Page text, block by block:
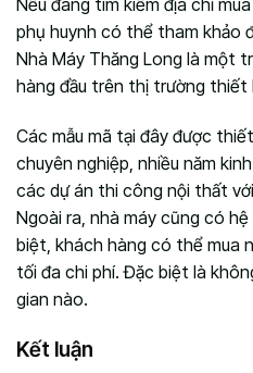
Nếu đang tìm kiếm địa chỉ
phụ huynh có thể tham khảo
Nhà Máy Thăng Long là một
hàng đầu trên thị trường thiết
Các mẫu mã tại đây được
chuyên nghiệp, nhiều năm
các dự án thi công nội thất
Ngoài ra, nhà máy cũng có
biệt, khách hàng có thể mua
tối đa chi phí. Đặc biệt là
gian nào.
Kết luận